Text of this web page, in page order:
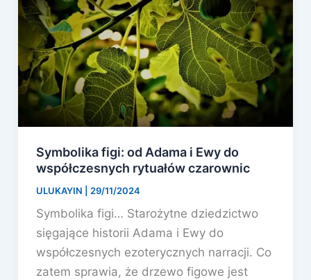
Symbolika figi: od Adama i Ewy do
współczesnych rytuałów czarownic
ULUKAYIN 29/11/2024
Symbolika figi… Starożytne dziedzictwo
sięgające historii Adama i Ewy do
współczesnych ezoterycznych narracji. Co
zatem sprawia, że ​​drzewo figowe jest